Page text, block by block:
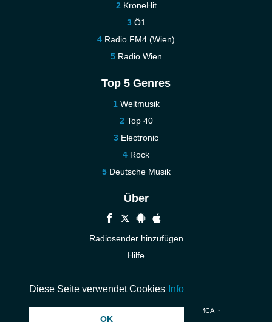
KroneHit
Ö1
Radio FM4 (Wien)
Radio Wien
Top 5 Genres
Weltmusik
Top 40
Electronic
Rock
Deutsche Musik
Über
Radiosender hinzufügen
Hilfe
DMCA・
Datenschutzerklärung
Diese Seite verwendet Cookies Info
OK